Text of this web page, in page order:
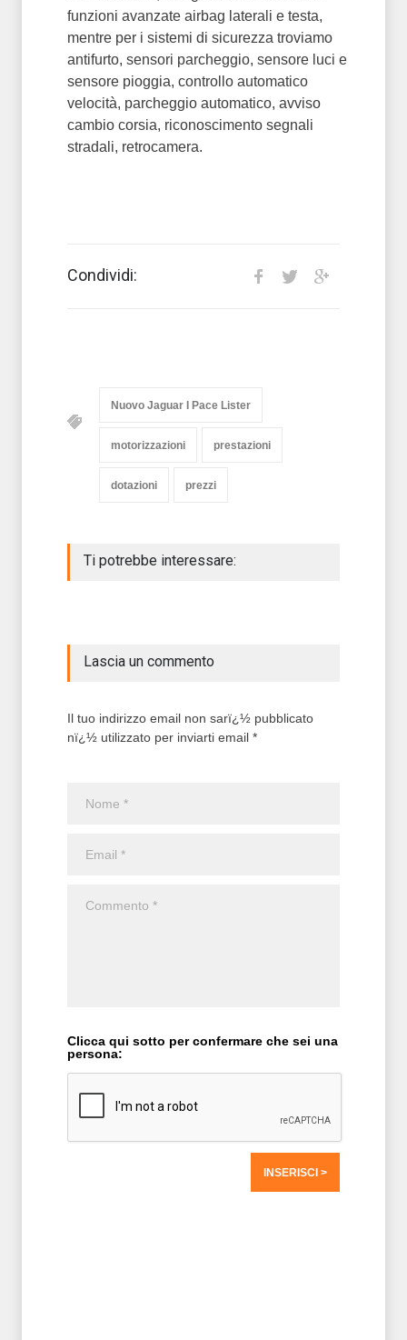
funzioni avanzate airbag laterali e testa,
mentre per i sistemi di sicurezza troviamo
antifurto, sensori parcheggio, sensore luci e
sensore pioggia, controllo automatico
velocità, parcheggio automatico, avviso
cambio corsia, riconoscimento segnali
stradali, retrocamera.
Condividi:
Nuovo Jaguar I Pace Lister
motorizzazioni prestazioni
dotazioni prezzi
Ti potrebbe interessare:
Lascia un commento
Il tuo indirizzo email non sarï¿½ pubblicato
nï¿½ utilizzato per inviarti email *
Clicca qui sotto per confermare che sei una
persona: